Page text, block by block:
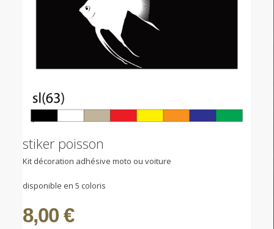
stiker poisson
Kit décoration adhésive moto ou voiture
disponible en 5 coloris
8,00 €